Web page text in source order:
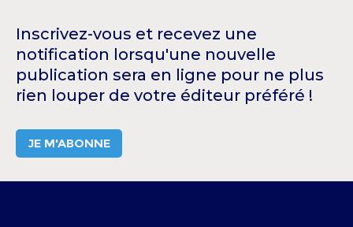
Inscrivez-vous et recevez une
notification lorsqu'une nouvelle
publication sera en ligne pour ne plus
rien louper de votre éditeur préféré !
JE M'ABONNE